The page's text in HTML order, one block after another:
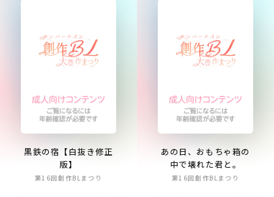
黒鉄の宿【白抜き修正
版】
第16回創作BLまつり
あの日、おもちゃ箱の
中で壊れた君と。
第16回創作BLまつり